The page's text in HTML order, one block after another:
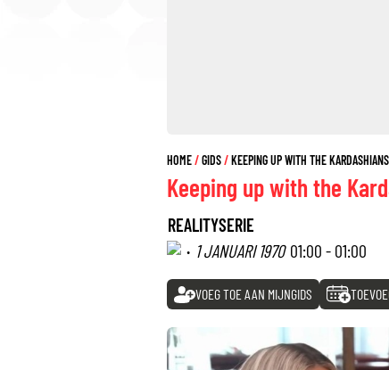
HOME GIDS KEEPING UP WITH THE KARDASHIANS
Keeping up with the
REALITYSERIE
· 1 JANUARI 1970 01:00 - 01:00
VOEG TOE AAN MIJNGIDS